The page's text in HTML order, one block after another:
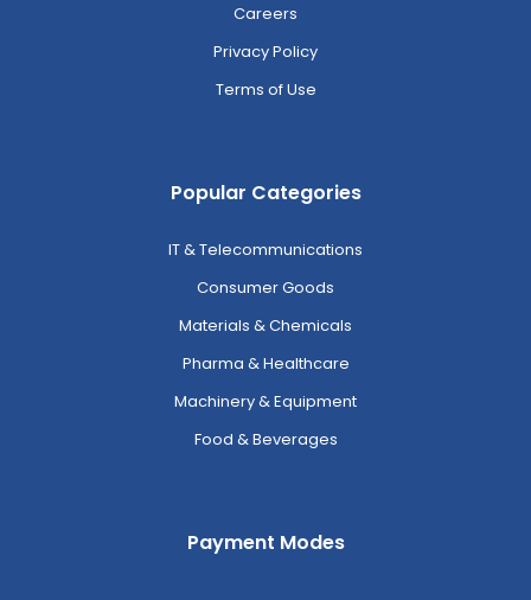
Careers
Privacy Policy
Terms of Use
Popular Categories
IT & Telecommunications
Consumer Goods
Materials & Chemicals
Pharma & Healthcare
Machinery & Equipment
Food & Beverages
Payment Modes